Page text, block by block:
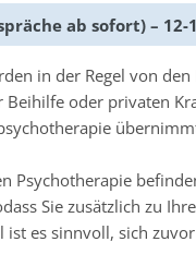
ab sofort) – 12-
in der Regel von
oder privaten
Psychotherapie
Sie zusätzlich zu
es sinnvoll, sich